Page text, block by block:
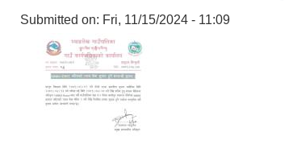
Submitted on: Fri, 11/15/2024 - 11:09